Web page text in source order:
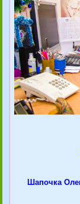
Шапочка